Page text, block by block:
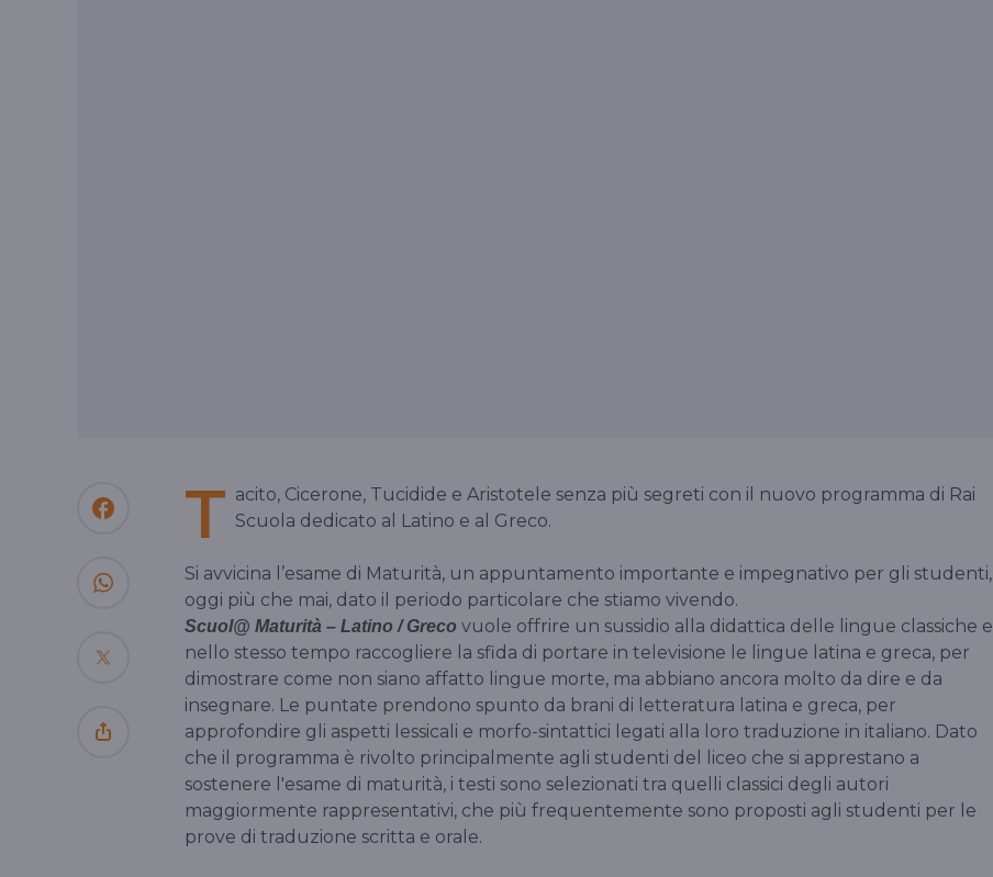
T acito, Cicerone, Tucidide e Aristotele senza più segreti con il nuovo programma di Rai
Scuola dedicato al Latino e al Greco.
Si avvicina l’esame di Maturità, un appuntamento importante e impegnativo per gli studenti,
oggi più che mai, dato il periodo particolare che stiamo vivendo.
Scuol@ Maturità – Latino / Greco vuole offrire un sussidio alla didattica delle lingue classiche e
nello stesso tempo raccogliere la sfida di portare in televisione le lingue latina e greca, per
dimostrare come non siano affatto lingue morte, ma abbiano ancora molto da dire e da
insegnare. Le puntate prendono spunto da brani di letteratura latina e greca, per
approfondire gli aspetti lessicali e morfo-sintattici legati alla loro traduzione in italiano. Dato
che il programma è rivolto principalmente agli studenti del liceo che si apprestano a
sostenere l'esame di maturità, i testi sono selezionati tra quelli classici degli autori
maggiormente rappresentativi, che più frequentemente sono proposti agli studenti per le
prove di traduzione scritta e orale.